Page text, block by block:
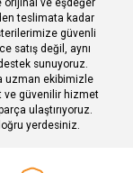
orijinal ve eşdeğer
teslimata kadar
güvenli
satış değil, aynı
sunuyoruz.
uzman ekibimizle
ve güvenilir hizmet
ulaştırıyoruz.
yerdesiniz.